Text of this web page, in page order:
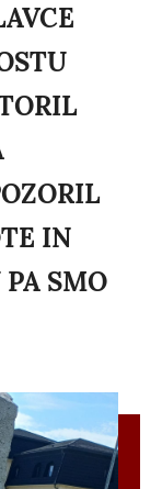
IN
SMO